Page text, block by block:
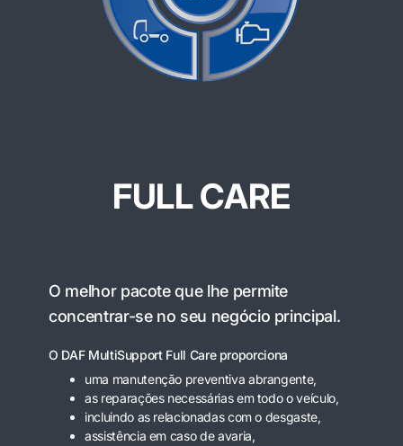
FULL CARE
O melhor pacote que lhe permite
concentrar-se no seu negócio principal.
O DAF MultiSupport Full Care proporciona
uma manutenção preventiva abrangente,
as reparações necessárias em todo o veículo,
incluindo as relacionadas com o desgaste,
assistência em caso de avaria,